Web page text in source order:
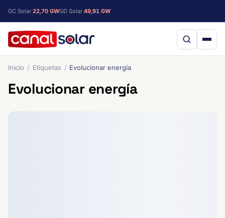
GC Solar 22,70 GWGD Solar 49,91 GW
Inicio Etiquetas Evolucionar energía
Evolucionar energía